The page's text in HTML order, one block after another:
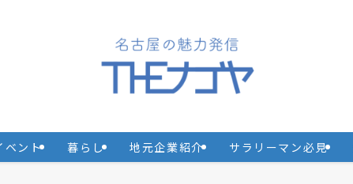
ベント 暮らし 地元企業紹介 サラリーマン必見